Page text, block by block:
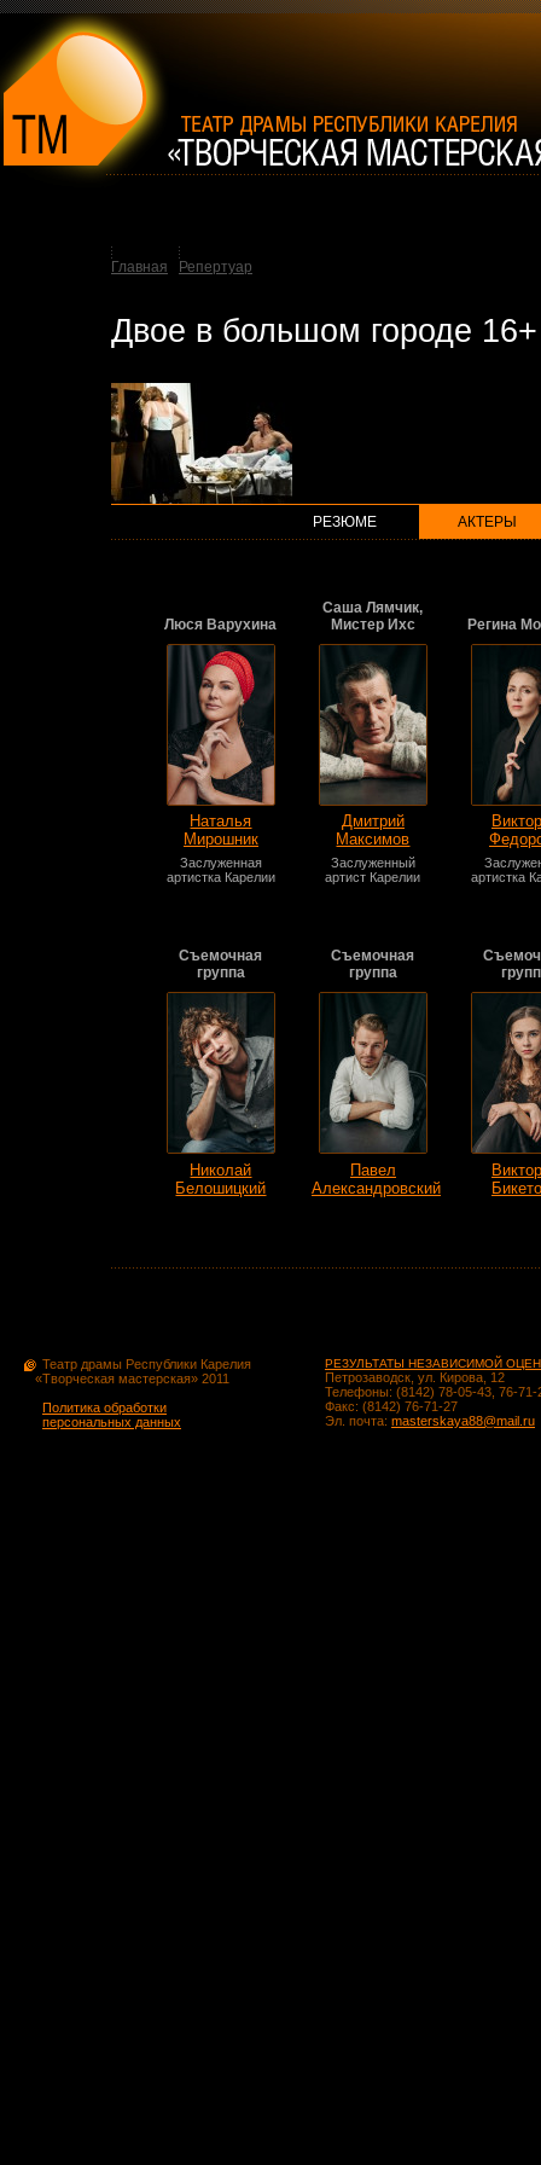
Главная Репертуар
Двое в большом городе 16+
РЕЗЮМЕ АКТЕРЫ
Люся Варухина
Наталья
Мирошник
Заслуженная
артистка Карелии
Саша Лямчик,
Мистер Ихс
Дмитрий
Максимов
Заслуженный
артист Карелии
Регина
артистка
Съемочная
группа
Николай
Белошицкий
Съемочная
группа
Павел
Александровский
Театр драмы Республики Карелия
«Творческая мастерская» 2011
Политика обработки
персональных данных
РЕЗУЛЬТАТЫ НЕЗАВИСИМОЙ
Петрозаводск, ул. Кирова, 12
Телефоны: (8142) 78-05-43, 76-71-
Факс: (8142) 76-71-27
Эл. почта: masterskaya88@mail.ru